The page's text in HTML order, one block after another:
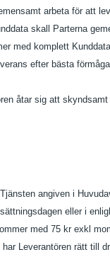
arbeta för att
skall Parterna
med komplett
efter bästa
åtar sig att
angiven i
eller i
med 75 kr exkl
Leverantören rätt till